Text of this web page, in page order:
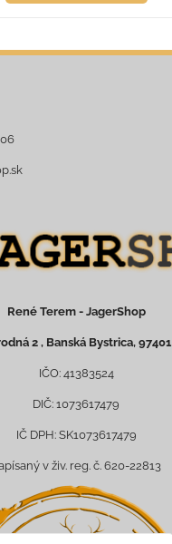
René Terem - JagerShop
2 , Banská Bystrica, 97401
IČO: 41383524
DIČ: 1073617479
IČ DPH: SK1073617479
v živ. reg. č. 620-22813